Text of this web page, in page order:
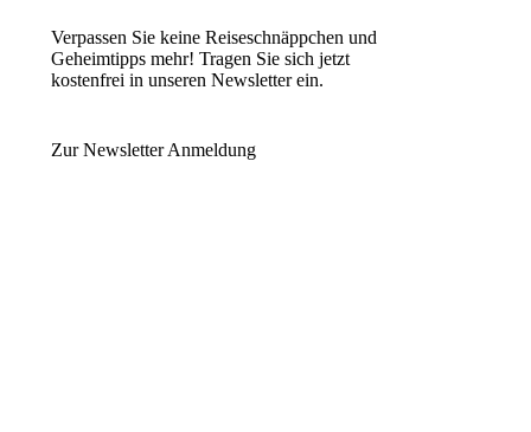
Verpassen Sie keine Reiseschnäppchen und
Geheimtipps mehr! Tragen Sie sich jetzt
kostenfrei in unseren Newsletter ein.
Zur Newsletter Anmeldung